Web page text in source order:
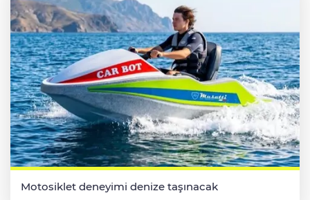
Motosiklet deneyimi denize taşınacak